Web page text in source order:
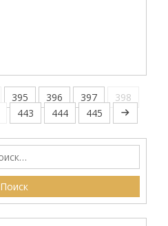
395 396 397
398
443 444 445